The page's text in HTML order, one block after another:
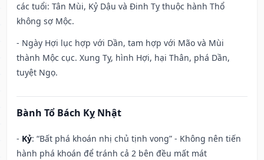
các tuổi: Tân Mùi, Kỷ Dậu và Đinh Tỵ thuộc hành Thổ
không sợ Mộc.
- Ngày Hợi lục hợp với Dần, tam hợp với Mão và Mùi
thành Mộc cục. Xung Tỵ, hình Hợi, hại Thân, phá Dần,
tuyệt Ngọ.
Bành Tổ Bách Kỵ Nhật
- Kỷ: “Bất phá khoán nhị chủ tịnh vong” - Không nên tiến
hành phá khoán để tránh cả 2 bên đều mất mát